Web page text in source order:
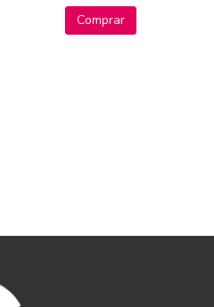
Comprar